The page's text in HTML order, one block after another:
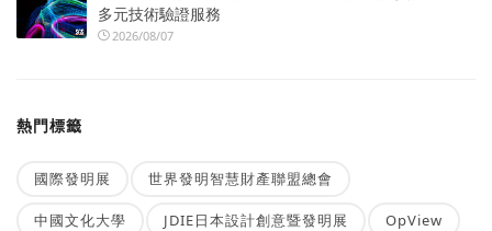
多元技術驗證服務
2026/08/07
熱門標籤
國際發明展 世界發明智慧財產聯盟總會
中國文化大學 JDIE日本設計創意暨發明展 OpView